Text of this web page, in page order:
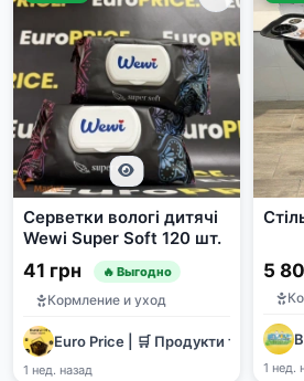
Серветки вологі дитячі
Wewi Super Soft 120 шт.
41 грн 🔥 Выгодно
Кормление и уход
Euro Price | 🛒 Продукти та 🧴
1 нед. назад
5
1 нед.